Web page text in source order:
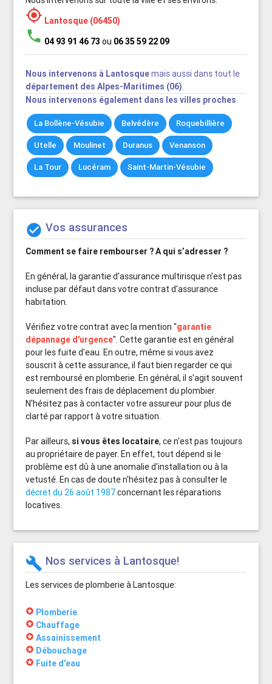
 Lantosque (06450)
phone 04 93 91 46 73 ou 06 35 59 22 09
Nous intervenons à Lantosquemais aussi dans tout le
département des Alpes-Maritimes (06).
Nous intervenons également dans les villes proches.
La Bollène-Vésubie Belvédère Roquebillière
Utelle Moulinet Duranus Venanson
La Tour Lucéram Saint-Martin-Vésubie
 Vos assurances
Comment se faire rembourser ?A qui s’adresser ?
En général, la garantie d'assurance multirisque n'est pas
incluse par défaut dans votre contrat d'assurance
habitation.
Vérifiez votre contrat avec la mention "garantie
dépannage d'urgence". Cette garantie est en général
pour les fuite d'eau. En outre, même si vous avez
souscrit à cette assurance, il faut bien regarder ce qui
est remboursé en plomberie. En général, il s'agit souvent
seulement des frais de déplacement du plombier.
N'hésitez pas à contacter votre assureur pour plus de
clarté par rapport à votre situation.
Par ailleurs, si vous êtes locataire, ce n'est pas toujours
au propriétaire de payer. En effet, tout dépend si le
problème est dû à une anomalie d'installation ou à la
vetusté. En cas de doute n'hésitez pas à consulter le
décret du 26 août 1987concernant les réparations
locatives.
build Nos services à Lantosque!
Les services de plomberie à Lantosque:
stars Plomberie
stars Chauffage
stars Assainissement
stars Débouchage
stars Fuite d'eau